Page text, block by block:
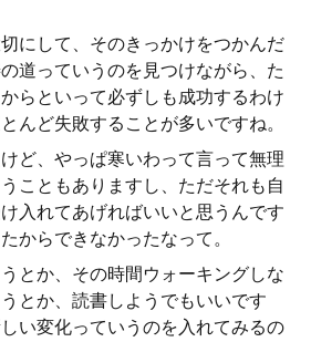
にして、そのきっかけをつかんだ
道っていうのを見つけながら、た
らといって必ずしも成功するわけ
んど失敗することが多いですね。
ど、やっぱ寒いわって言って無理
こともありますし、ただそれも自
入れてあげればいいと思うんです
からできなかったなって。
とか、その時間ウォーキングしな
とか、読書しようでもいいです
い変化っていうのを入れてみるの